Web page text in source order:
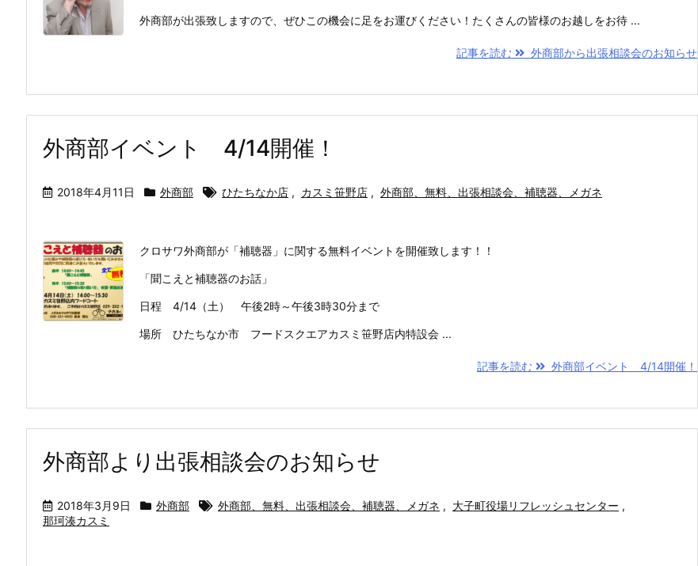
外商部が出張致しますので、ぜひこの機会に足をお運びください！たくさんの皆様のお越しをお待 ...
記事を読む 外商部から出張相談会のお知らせ
外商部イベント 4/14開催！
2018年4月11日 外商部 ひたちなか店 , カスミ笹野店 , 外商部、無料、出張相談会、補聴器、メガネ
クロサワ外商部が「補聴器」に関する無料イベントを開催致します！！
「聞こえと補聴器のお話」
日程 4/14（土） 午後2時～午後3時30分まで
場所 ひたちなか市 フードスクエアカスミ笹野店内特設会 ...
記事を読む 外商部イベント 4/14開催！
外商部より出張相談会のお知らせ
2018年3月9日 外商部 外商部、無料、出張相談会、補聴器、メガネ , 大子町役場リフレッシュセンター ,
那珂湊カスミ